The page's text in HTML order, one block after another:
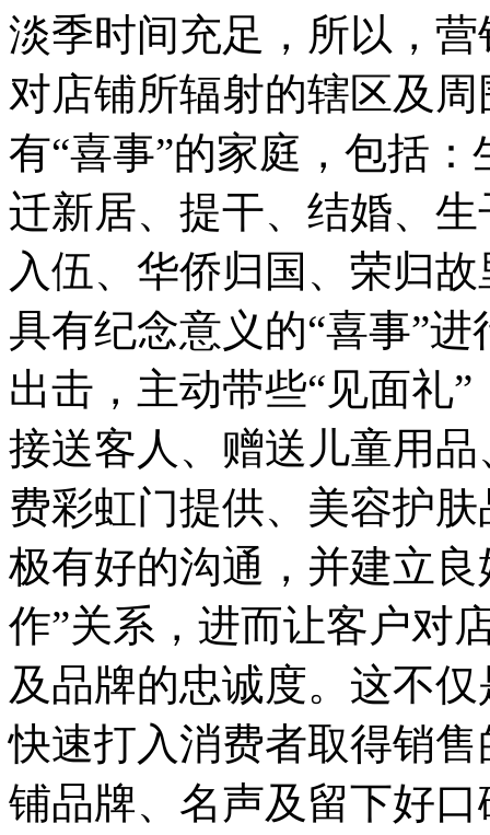
淡季时间充足，所以，
对店铺所辐射的辖区及
有“喜事”的家庭，包括
迁新居、提干、结婚、
入伍、华侨归国、荣归
具有纪念意义的“喜事”
出击，主动带些“见面礼
接送客人、赠送儿童用
费彩虹门提供、美容护
极有好的沟通，并建立
作”关系，进而让客户对
及品牌的忠诚度。这不
快速打入消费者取得销
铺品牌、名声及留下好